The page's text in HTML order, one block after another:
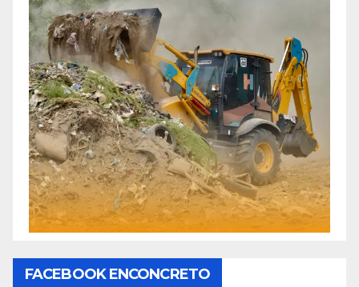
FACEBOOK ENCONCRETO